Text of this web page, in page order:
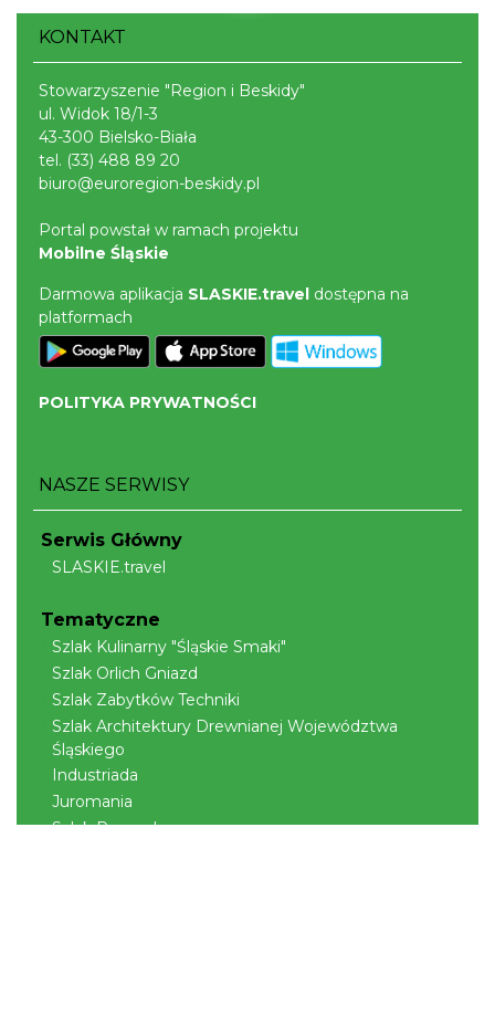
KONTAKT
Stowarzyszenie "Region i Beskidy"
ul. Widok 18/1-3
43-300 Bielsko-Biała
tel. (33) 488 89 20
biuro@euroregion-beskidy.pl
Portal powstał w ramach projektu
Mobilne Śląskie
Darmowa aplikacja SLASKIE.travel dostępna na
platformach
POLITYKA PRYWATNOŚCI
NASZE SERWISY
Serwis Główny
SLASKIE.travel
Tematyczne
Szlak Kulinarny "Śląskie Smaki"
Szlak Orlich Gniazd
Szlak Zabytków Techniki
Szlak Architektury Drewnianej Województwa
Śląskiego
Industriada
Juromania
Szlak Przyrody